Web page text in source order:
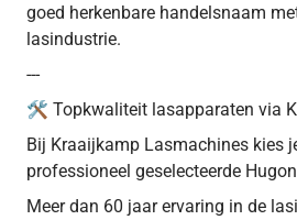
goed herkenbare handelsnaam
lasindustrie.
---
🛠 Topkwaliteit lasapparaten via
Bij Kraaijkamp Lasmachines kies
professioneel geselecteerde
Meer dan 60 jaar ervaring in de